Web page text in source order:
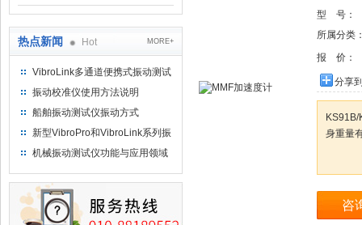
热点新闻 Hot MORE+
VibroLink多通道便携式振动测试
仪
振动校准仪使用方法说明
船舶振动测试仪振动方式
新型VibroPro和VibroLink系列振
动专业测试产品
机械振动测试仪功能与应用领域
型 号：
所属分类
报 价：
分享
身重量
咨